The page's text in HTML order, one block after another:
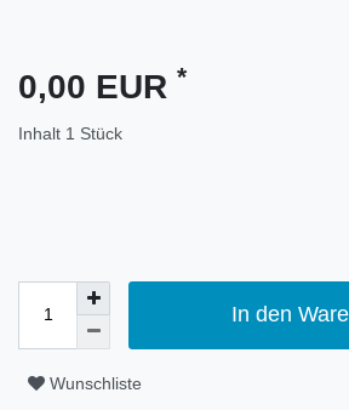
0,00 EUR *
Inhalt 1 Stück
In den
Wunschliste